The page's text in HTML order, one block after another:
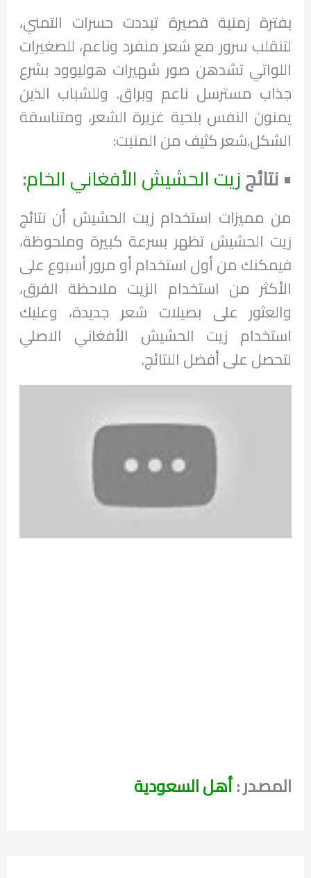
بفترة زمنية قصيرة تبددت حسرات التمني،
لتنقلب سرور مع شعر منفرد وناعم، للصغيرات
اللواتي تشدهن صور شهيرات هوليوود بشرع
جذاب مسترسل ناعم وبراق. وللشباب الذين
يمنون النفس بلحية غزيرة الشعر، ومتناسقة
الشكل.شعر كثيف من المنبت:
•نتائجزيت الحشيش الأفغاني الخام:
من مميزات استخدام زيت الحشيش أن نتائج
زيت الحشيش تظهر بسرعة كبيرة وملحوظة،
فيمكنك من أول استخدام أو مرور أسبوع على
الأكثر من استخدام الزيت ملاحظة الفرق،
والعثور على بصيلات شعر جديدة، وعليك
استخدام زيت الحشيش الأفغاني الاصلي
لتحصل على أفضل النتائج.
المصدر :أهل السعودية